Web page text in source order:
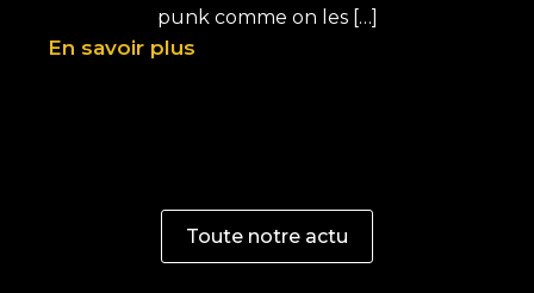
punk comme on les […]
En savoir plus
Toute notre actu